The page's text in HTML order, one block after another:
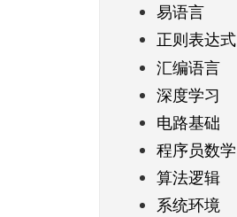
易语言
正则表达式
汇编语言
深度学习
电路基础
程序员数学
算法逻辑
系统环境